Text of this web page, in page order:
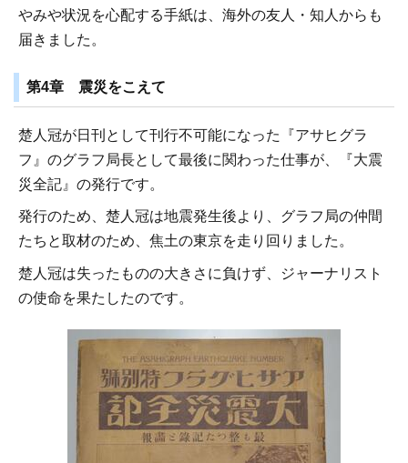
やみや状況を心配する手紙は、海外の友人・知人からも
届きました。
第4章 震災をこえて
楚人冠が日刊として刊行不可能になった『アサヒグラ
フ』のグラフ局長として最後に関わった仕事が、『大震
災全記』の発行です。
発行のため、楚人冠は地震発生後より、グラフ局の仲間
たちと取材のため、焦土の東京を走り回りました。
楚人冠は失ったものの大きさに負けず、ジャーナリスト
の使命を果たしたのです。